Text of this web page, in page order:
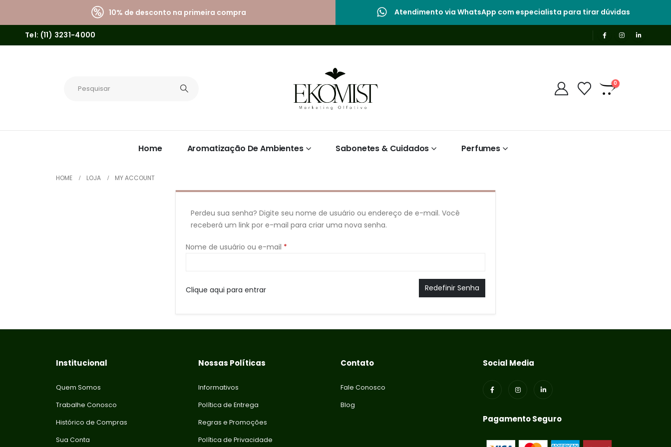
10% de desconto na primeira compra Atendimento via WhatsApp com especialista para tirar dúvidas
Tel: (11) 3231-4000
0
Home Aromatização De Ambientes Sabonetes & Cuidados Perfumes
HOME LOJA MY ACCOUNT
Perdeu sua senha? Digite seu nome de usuário ou endereço de e-mail. Você
receberá um link por e-mail para criar uma nova senha.
Nome de usuário ou e-mail *
Clique aqui para entrar Redefinir Senha
Institucional
Quem Somos
Trabalhe Conosco
Histórico de Compras
Sua Conta
Nossas Políticas
Informativos
Política de Entrega
Regras e Promoções
Política de Privacidade
Contato
Fale Conosco
Blog
Social Media
Pagamento Seguro